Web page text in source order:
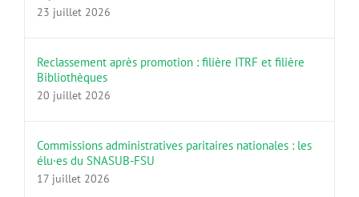
23 juillet 2026
Reclassement après promotion : filière ITRF et filière
Bibliothèques
20 juillet 2026
Commissions administratives paritaires nationales : les
élu·es du SNASUB-FSU
17 juillet 2026